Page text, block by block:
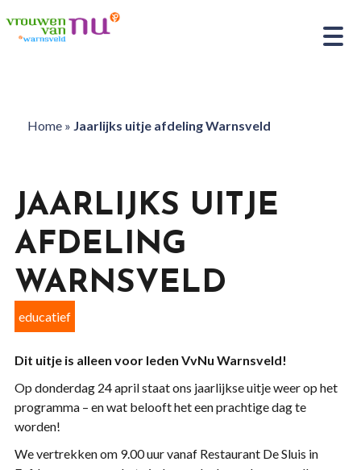
Home» Jaarlijks uitje afdeling Warnsveld
JAARLIJKS UITJE
AFDELING
WARNSVELD
educatief
Dit uitje is alleen voor leden VvNu Warnsveld!
Op donderdag 24 april staat ons jaarlijkse uitje weer op het
programma – en wat belooft het een prachtige dag te
worden!
We vertrekken om 9.00 uur vanaf Restaurant De Sluis in